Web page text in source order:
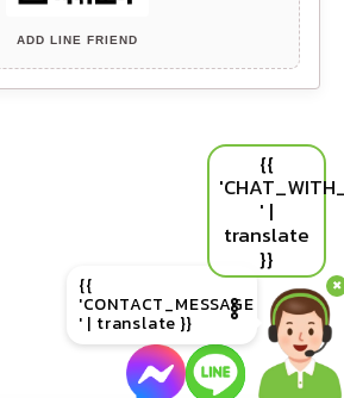
ADD LINE FRIEND
{{
'CONTACT_MESSAGE
' | translate }}
{{
' |
translate
}}
✖